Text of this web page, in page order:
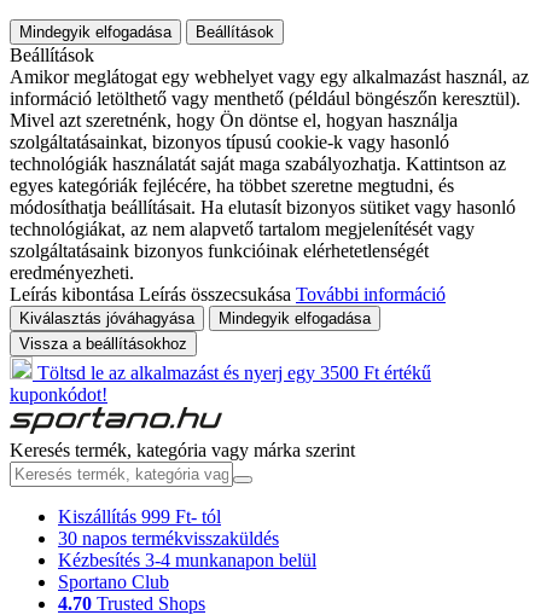
Mindegyik elfogadása Beállítások
Beállítások
Amikor meglátogat egy webhelyet vagy egy alkalmazást használ, az
információ letölthető vagy menthető (például böngészőn keresztül).
Mivel azt szeretnénk, hogy Ön döntse el, hogyan használja
szolgáltatásainkat, bizonyos típusú cookie-k vagy hasonló
technológiák használatát saját maga szabályozhatja. Kattintson az
egyes kategóriák fejlécére, ha többet szeretne megtudni, és
módosíthatja beállításait. Ha elutasít bizonyos sütiket vagy hasonló
technológiákat, az nem alapvető tartalom megjelenítését vagy
szolgáltatásaink bizonyos funkcióinak elérhetetlenségét
eredményezheti.
Leírás kibontása Leírás összecsukása További információ
Kiválasztás jóváhagyása
Mindegyik elfogadása
Vissza a beállításokhoz
Töltsd le az alkalmazást és nyerj egy 3500 Ft értékű
kuponkódot!
Keresés termék, kategória vagy márka szerint
Kiszállítás 999 Ft- tól
30 napos termékvisszaküldés
Kézbesítés 3-4 munkanapon belül
Sportano Club
4.70 Trusted Shops